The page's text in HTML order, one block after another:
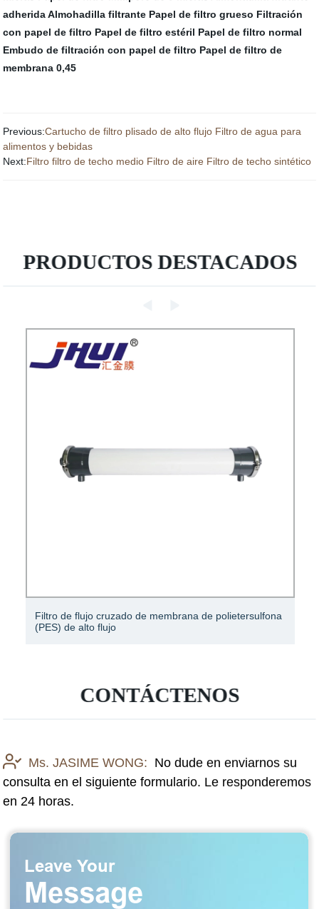
adherida Almohadilla filtrante Papel de filtro grueso Filtración
con papel de filtro Papel de filtro estéril Papel de filtro normal
Embudo de filtración con papel de filtro Papel de filtro de
membrana 0,45
Previous:Cartucho de filtro plisado de alto flujo Filtro de agua para
alimentos y bebidas
Next:Filtro filtro de techo medio Filtro de aire Filtro de techo sintético
PRODUCTOS DESTACADOS
Filtro de flujo cruzado de membrana de polietersulfona
(PES) de alto flujo
CONTÁCTENOS
Ms. JASIME WONG: No dude en enviarnos su
consulta en el siguiente formulario. Le responderemos
en 24 horas.